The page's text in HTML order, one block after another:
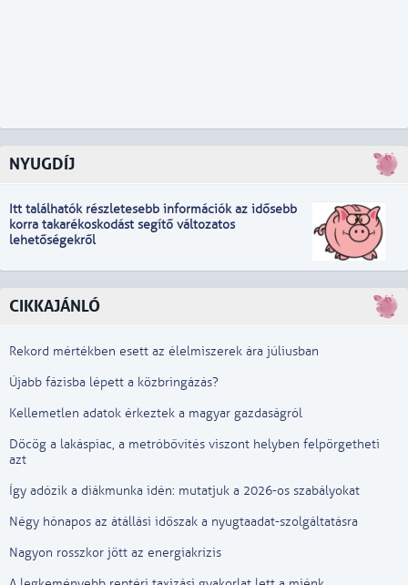
NYUGDÍJ
Itt találhatók részletesebb információkaz idősebb
korra takarékoskodást segítő változatos
lehetőségekről
CIKKAJÁNLÓ
Rekord mértékben esett az élelmiszerek ára júliusban
Újabb fázisba lépett a közbringázás?
Kellemetlen adatok érkeztek a magyar gazdaságról
Döcög a lakáspiac, a metróbővítés viszont helyben felpörgetheti
azt
Így adózik a diákmunka idén: mutatjuk a 2026-os szabályokat
Négy hónapos az átállási időszak a nyugtaadat-szolgáltatásra
Nagyon rosszkor jött az energiakrízis